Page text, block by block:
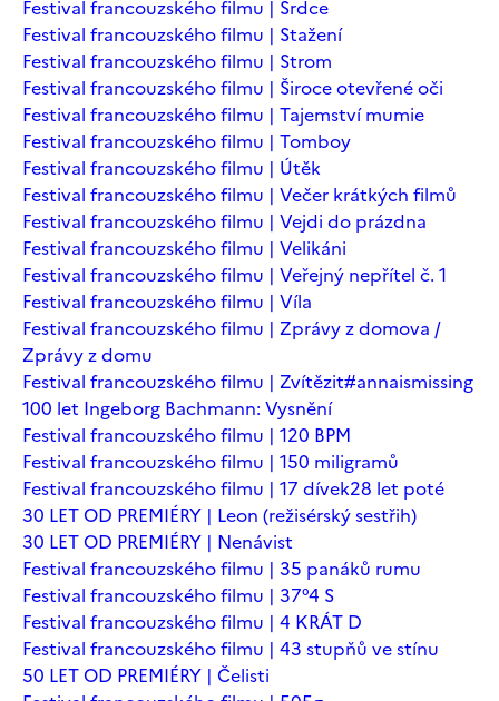
Festival francouzského filmu | Srdce
Festival francouzského filmu | Stažení
Festival francouzského filmu | Strom
Festival francouzského filmu | Široce otevřené oči
Festival francouzského filmu | Tajemství mumie
Festival francouzského filmu | Tomboy
Festival francouzského filmu | Útěk
Festival francouzského filmu | Večer krátkých filmů
Festival francouzského filmu | Vejdi do prázdna
Festival francouzského filmu | Velikáni
Festival francouzského filmu | Veřejný nepřítel č. 1
Festival francouzského filmu | Víla
Festival francouzského filmu | Zprávy z domova /
Zprávy z domu
Festival francouzského filmu | Zvítězit#annaismissing
100 let Ingeborg Bachmann: Vysnění
Festival francouzského filmu | 120 BPM
Festival francouzského filmu | 150 miligramů
Festival francouzského filmu | 17 dívek28 let poté
30 LET OD PREMIÉRY | Leon (režisérský sestřih)
30 LET OD PREMIÉRY | Nenávist
Festival francouzského filmu | 35 panáků rumu
Festival francouzského filmu | 37°4 S
Festival francouzského filmu | 4 KRÁT D
Festival francouzského filmu | 43 stupňů ve stínu
50 LET OD PREMIÉRY | Čelisti